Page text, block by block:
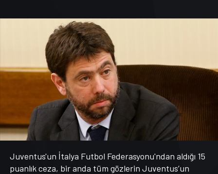
Juventus'un İtalya Futbol Federasyonu'ndan aldığı 15
puanlık ceza, bir anda tüm gözlerin Juventus’un